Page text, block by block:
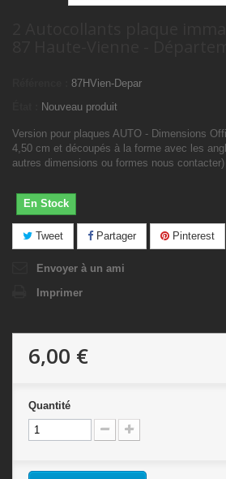
87HVien-Depar
Nouveau produit
Version pour plaques AUTO - Dimensions
4,50 cm et découpés à la forme avec les
autres dimensions ou formes nous contacter)
En Stock
Tweet Partager Pinterest
Envoyer à un ami
Imprimer
6,00 €
Quantité